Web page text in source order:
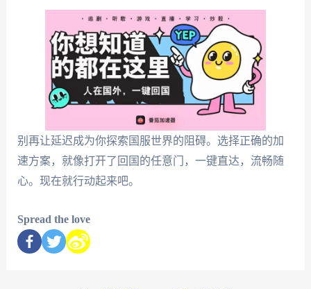
别再让延迟成为你探索国服世界的阻碍。选择正确的加
速方案，就像打开了回国的任意门，一键直达，流畅随
心。现在就行动起来吧。
Spread the love